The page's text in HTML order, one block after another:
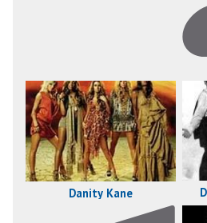
Danity Kane